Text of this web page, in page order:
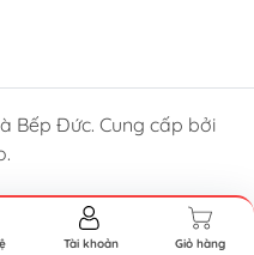
Bếp Đức. Cung cấp bởi
Tài khoản Giỏ hàng